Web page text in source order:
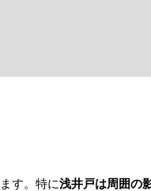
す。特に浅井戸は周囲の